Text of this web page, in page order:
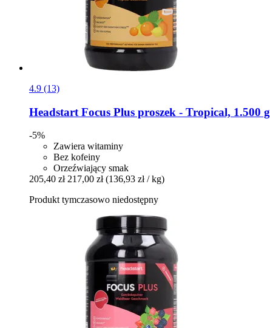
4.9 (13)
Headstart Focus Plus proszek -​ Tropical, 1.500 g
-5%
Zawiera witaminy
Bez kofeiny
Orzeźwiający smak
205,40 zł 217,00 zł (136,93 zł / kg)
Produkt tymczasowo niedostępny